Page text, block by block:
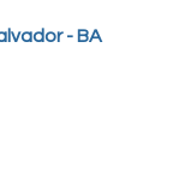
- BA